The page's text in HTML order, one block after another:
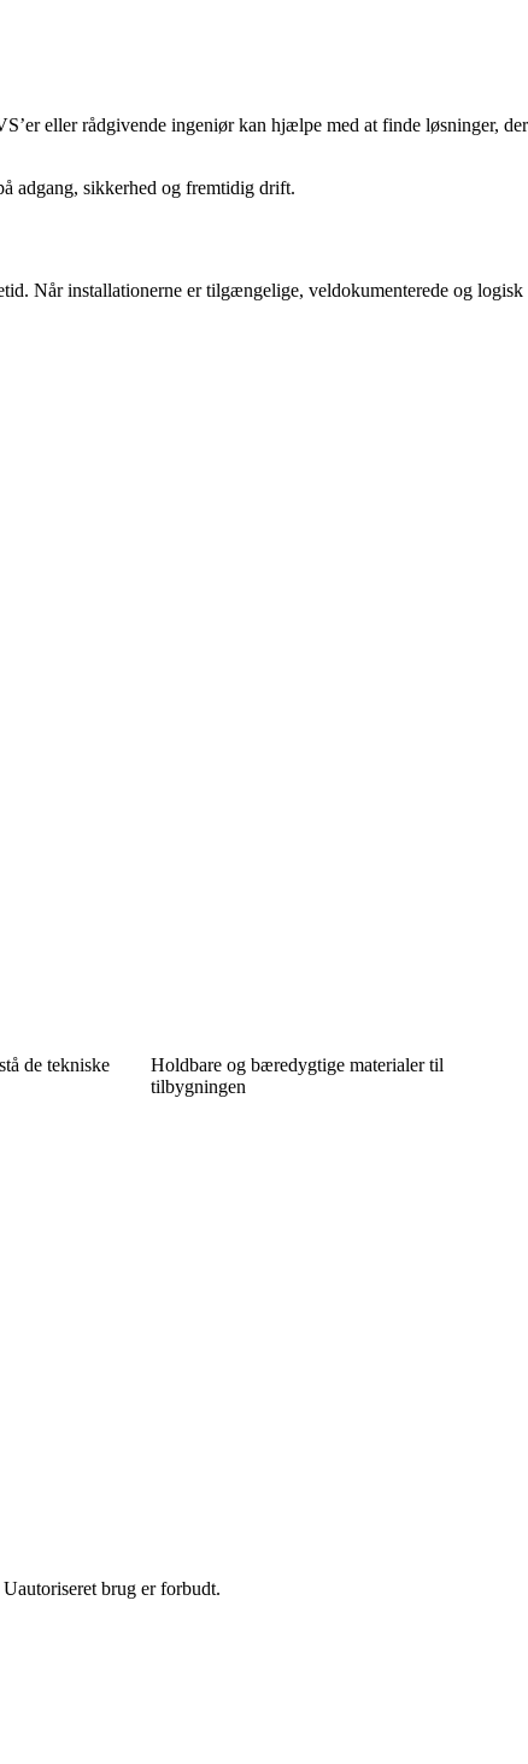
eller rådgivende ingeniør kan hjælpe med at finde løsninger, der
adgang, sikkerhed og fremtidig drift.
Når installationerne er tilgængelige, veldokumenterede og logisk
de tekniske
Holdbare og bæredygtige materialer til
tilbygningen
brug er forbudt.